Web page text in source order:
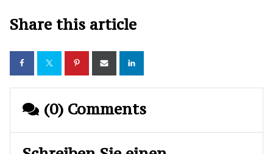
Share this article
(0) Comments